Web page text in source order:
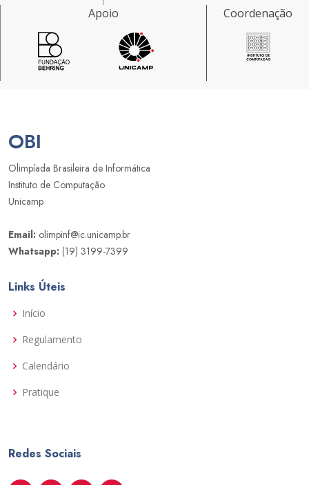
Apoio Coordenação
OBI
Olimpíada Brasileira de Informática
Instituto de Computação
Unicamp
Email: olimpinf@ic.unicamp.br
Whatsapp: (19) 3199-7399
Links Úteis
Início
Regulamento
Calendário
Pratique
Redes Sociais